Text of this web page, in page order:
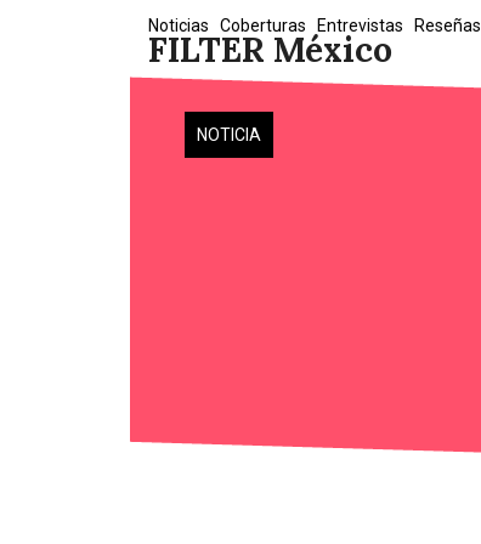
FILTER México
Noticias Coberturas Entrevistas Reseñas
NOTICIA